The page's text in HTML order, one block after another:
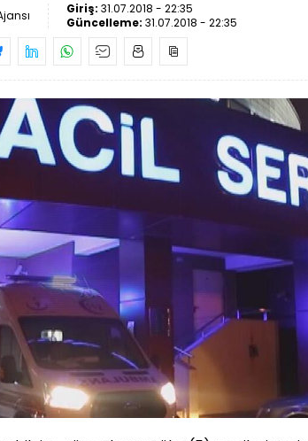
Giriş: 31.07.2018 - 22:35
Güncelleme: 31.07.2018 - 22:35